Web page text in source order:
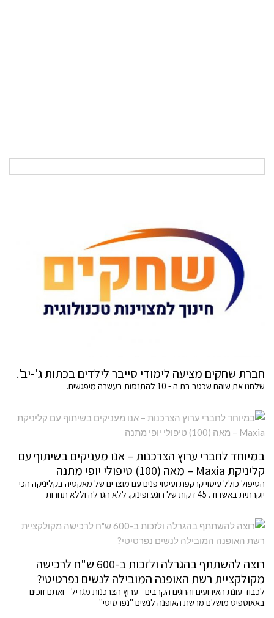
חברת שחקים מציעה לימודי סייבר לילדים בכתות ג'-יב'.
שלחנו את שוהם שכטר בת ה - 10 להתנסות בעשרה מיפגשים.
במיוחד לחברי ערוץ הצרכנות – אנו מעניקים בשיתוף עם
קליניקת Maxia – מאה (100) טיפולי יופי מתנה
הטיפול כולל עיסוי קרקפת ועיסוי פנים עם מוצרים של מאקסיה בקליניקה הכי
יוקרתית באשדוד. 45 דקות של רוגע ופינוק. ללא הגרלה וללא תחרות
רוצה להשתתף בהגרלה ולזכות ב-600 ש"ח לרכישה
מקולקציית רשת האופנה המובילה לנשים נפרטיטי?
לכבוד עונת האירועים והחגים הקרבים - ערוץ הצרכנות מגריל - ואתם זוכים
באאוטפיט מושלם מרשת האופנה לנשים "נפרטיטי"